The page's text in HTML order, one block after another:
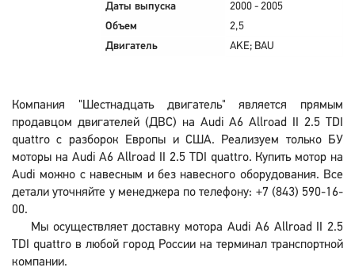
Даты выпуска
2000 - 2005
Объем
2,5
Двигатель
AKE; BAU
Компания "Шестнадцать двигатель" является прямым
продавцом двигателей (ДВС) на Audi A6 Allroad II 2.5 TDI
quattro с разборок Европы и США. Реализуем только БУ
моторы на Audi A6 Allroad II 2.5 TDI quattro. Купить мотор на
Audi можно с навесным и без навесного оборудования. Все
детали уточняйте у менеджера по телефону: +7 (843) 590-16-
00.
Мы осуществляет доставку мотора Audi A6 Allroad II 2.5
TDI quattro в любой город России на терминал транспортной
компании.